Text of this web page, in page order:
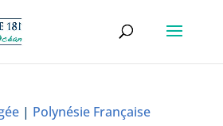
| Polynésie Française